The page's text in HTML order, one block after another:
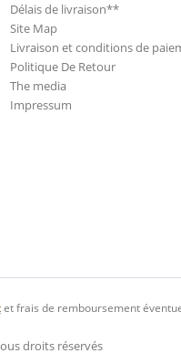
Délais de livraison**
Site Map
Livraison et conditions de
Politique De Retour
The media
Impressum
et frais de remboursement
droits réservés